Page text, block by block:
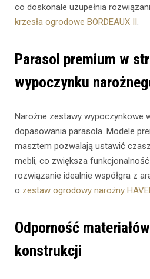
co doskonale uzupełnia
krzesła ogrodowe BORDEAUX II.
Parasol premium w
wypoczynku
Narożne zestawy wypoczynkowe
dopasowania parasola. Modele
masztem pozwalają ustawić
mebli, co zwiększa
rozwiązanie idealnie współgra z
o zestaw ogrodowy narożny
Odporność
konstrukcji